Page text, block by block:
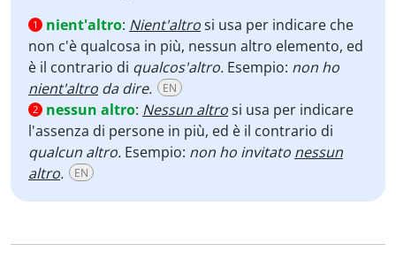
1 nient'altro: Nient'altrosi usa per indicare che
non c'è qualcosa in più, nessun altro elemento, ed
è il contrario di qualcos'altro. Esempio: non ho
nient'altro da dire. EN
2 nessun altro: Nessun altrosi usa per indicare
l'assenza di persone in più, ed è il contrario di
qualcun altro. Esempio: non ho invitato nessun
altro. EN